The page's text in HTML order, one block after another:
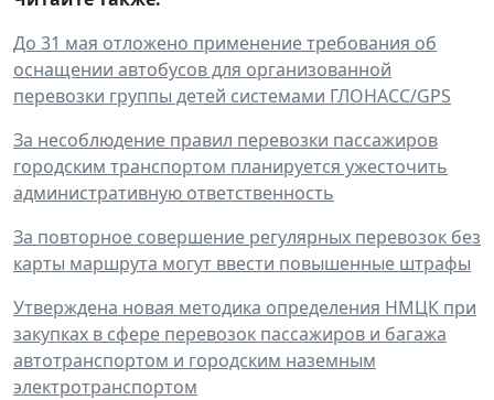
До 31 мая отложено применение требования об
оснащении автобусов для организованной
перевозки группы детей системами ГЛОНАСС/GPS
За несоблюдение правил перевозки пассажиров
городским транспортом планируется ужесточить
административную ответственность
За повторное совершение регулярных перевозок без
карты маршрута могут ввести повышенные штрафы
Утверждена новая методика определения НМЦК при
закупках в сфере перевозок пассажиров и багажа
автотранспортом и городским наземным
электротранспортом